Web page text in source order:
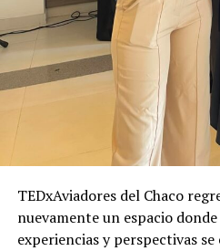
TEDxAviadores del Chaco
nuevamente un espacio
experiencias y perspectivas